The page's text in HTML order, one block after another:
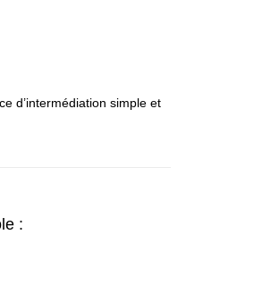
d’intermédiation simple et
: